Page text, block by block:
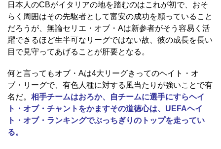
日本人のCBがイタリアの地を踏むのはこれが初で、おそ
らく周囲はその先駆者として富安の成功を願っていること
だろうが、無論セリエ・オブ・Aは新参者がそう容易く活
躍できるほど生半可なリーグではない故、彼の成長を長い
目で見守ってあげることが肝要となる。
何と言ってもオブ・Aは4大リーグきってのヘイト・オ
ブ・リーグで、有色人種に対する風当たりが強いことで有
名だ。 相手チームはおろか、自チームに選手にすらヘイ
ト・オブ・チャントをかますその道徳心は、UEFAヘイ
ト・オブ・ランキングでぶっちぎりのトップを走ってい
る。